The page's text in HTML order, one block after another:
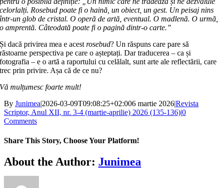
celorlalți. Rosebud poate fi o haină, un obiect, un gest. Un peisaj nins
într-un glob de cristal. O operă de artă, eventual. O madlenă. O urmă,
o amprentă. Câteodată poate fi o pagină dintr-o carte.”
Și dacă privirea mea e acestrosebud? Un răspuns care pare să
răstoarne perspectiva pe care o așteptați. Dar traducerea – ca și
fotografia – e o artă a raportului cu celălalt, sunt arte ale reflectării, care
trec prin privire. Așa că de ce nu?
Vă mulțumesc foarte mult!
By Junimea|2026-03-09T09:08:25+02:006 martie 2026|Revista
Scriptor, Anul XII, nr. 3-4 (martie-aprilie) 2026 (135-136)|0
Comments
Share This Story, Choose Your Platform!
Facebook
X
Bluesky
Reddit
LinkedIn
WhatsApp
Telegram
Tumblr
Xing
Email
Copy
Link
About the Author: Junimea